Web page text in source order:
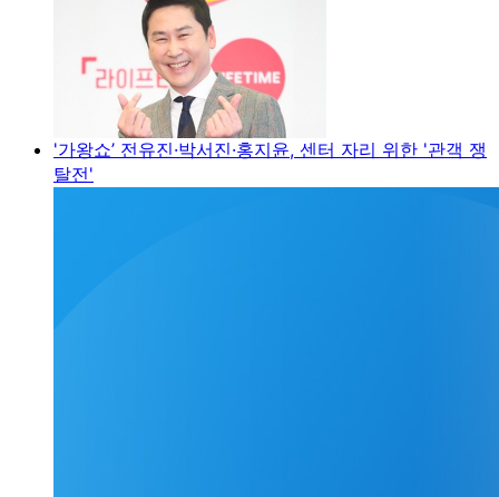
'가왕쇼’ 전유진·박서진·홍지윤, 센터 자리 위한 '관객 쟁
탈전'